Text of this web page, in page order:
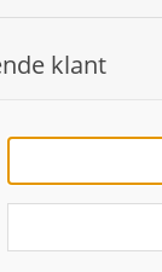
klant